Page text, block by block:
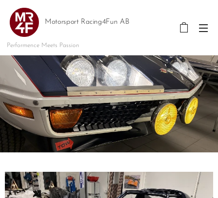
Motorsport Racing4Fun AB
Performence Meets Passion